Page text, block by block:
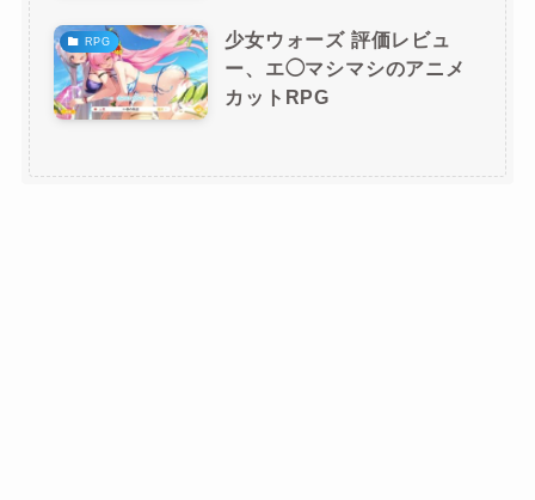
RPG
少女ウォーズ 評価レビュ
ー、エ◯マシマシのアニメ
カットRPG